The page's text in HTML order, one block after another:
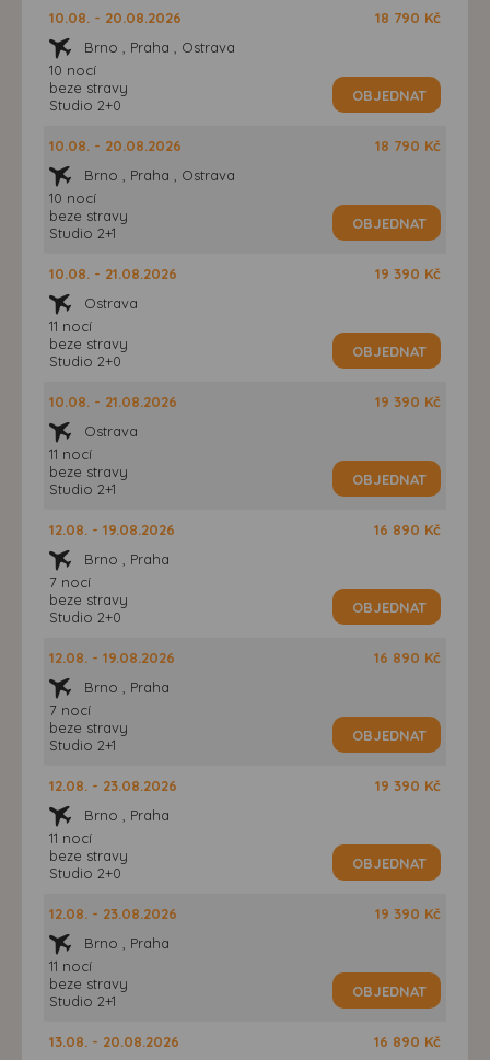
10.08. - 20.08.2026
Brno , Praha , Ostrava
10 nocí
beze stravy
Studio 2+0
18 790 Kč
OBJEDNAT
10.08. - 20.08.2026
Brno , Praha , Ostrava
10 nocí
beze stravy
Studio 2+1
18 790 Kč
OBJEDNAT
10.08. - 21.08.2026
Ostrava
11 nocí
beze stravy
Studio 2+0
19 390 Kč
OBJEDNAT
10.08. - 21.08.2026
Ostrava
11 nocí
beze stravy
Studio 2+1
19 390 Kč
OBJEDNAT
12.08. - 19.08.2026
Brno , Praha
7 nocí
beze stravy
Studio 2+0
16 890 Kč
OBJEDNAT
12.08. - 19.08.2026
Brno , Praha
7 nocí
beze stravy
Studio 2+1
16 890 Kč
OBJEDNAT
12.08. - 23.08.2026
Brno , Praha
11 nocí
beze stravy
Studio 2+0
19 390 Kč
OBJEDNAT
12.08. - 23.08.2026
Brno , Praha
11 nocí
beze stravy
Studio 2+1
19 390 Kč
OBJEDNAT
13.08. - 20.08.2026
16 890 Kč